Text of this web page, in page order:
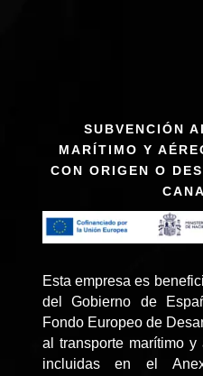
SUBVENCIÓN
MARÍTIMO Y
CON ORIGEN O
Esta empresa es
del Gobierno de
Fondo Europeo de
al transporte marítimo
incluidas en el